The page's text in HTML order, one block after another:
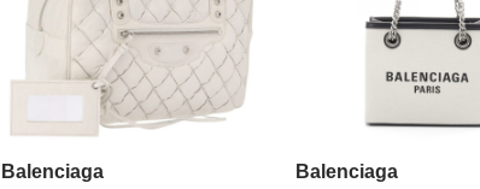
Balenciaga Balenciaga